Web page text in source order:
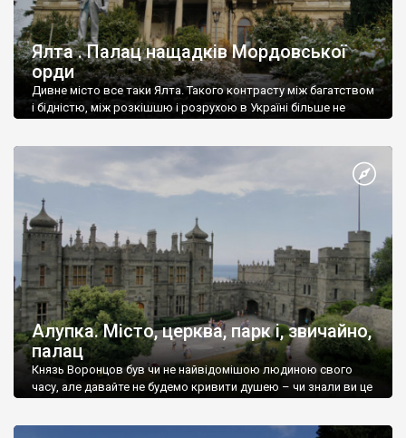
Ялта . Палац нащадків Мордовської
орди
Дивне місто все таки Ялта. Такого контрасту між багатством
і бідністю, між розкішшю і розрухою в Україні більше не
Алупка. Місто, церква, парк і, звичайно,
палац
Князь Воронцов був чи не найвідомішою людиною свого
часу, але давайте не будемо кривити душею – чи знали ви це